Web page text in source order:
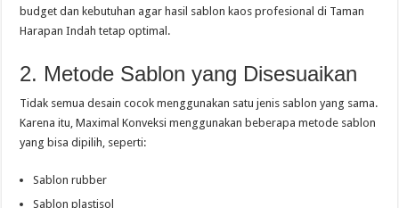
budget dan kebutuhan agar hasil sablon kaos profesional di Taman
Harapan Indah tetap optimal.
2. Metode Sablon yang Disesuaikan
Tidak semua desain cocok menggunakan satu jenis sablon yang sama.
Karena itu, Maximal Konveksi menggunakan beberapa metode sablon
yang bisa dipilih, seperti:
Sablon rubber
Sablon plastisol